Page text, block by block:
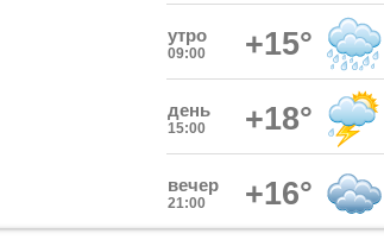
утро
09:00 +15°
день
15:00 +18°
вечер
21:00 +16°